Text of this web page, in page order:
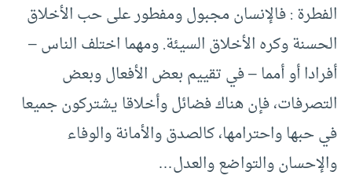
الفطرة : فالإنسان مجبول ومفطور على حب الأخلاق
الحسنة وكره الأخلاق السيئة. ومهما اختلف الناس –
أفرادا أو أمما – في تقييم بعض الأفعال وبعض
التصرفات، فإن هناك فضائل وأخلاقا يشتركون جميعا
في حبها واحترامها، كالصدق والأمانة والوفاء
والإحسان والتواضع والعدل…